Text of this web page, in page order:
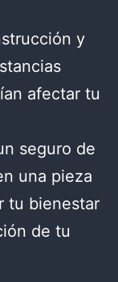
y
afectar tu
seguro de
una pieza
tu bienestar
de tu